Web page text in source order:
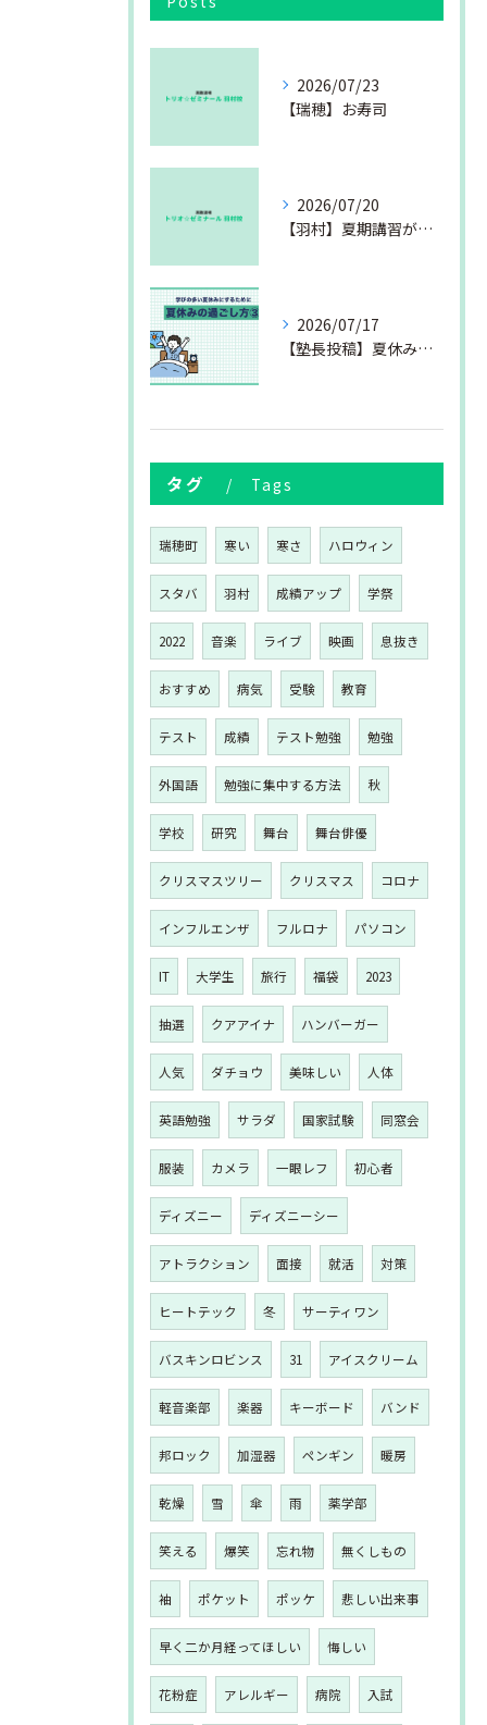
2026/07/23
【瑞穂】お寿司
2026/07/20
【羽村】夏期講習が始まりました
2026/07/17
【塾長投稿】夏休みの過ごし方③
タグ Tags
瑞穂町 寒い 寒さ ハロウィン
スタバ 羽村 成績アップ 学祭
2022 音楽 ライブ 映画 息抜き
おすすめ 病気 受験 教育
テスト 成績 テスト勉強 勉強
外国語 勉強に集中する方法 秋
学校 研究 舞台 舞台俳優
クリスマスツリー クリスマス コロナ
インフルエンザ フルロナ パソコン
IT 大学生 旅行 福袋 2023
抽選 クアアイナ ハンバーガー
人気 ダチョウ 美味しい 人体
英語勉強 サラダ 国家試験 同窓会
服装 カメラ 一眼レフ 初心者
ディズニー ディズニーシー
アトラクション 面接 就活 対策
ヒートテック 冬 サーティワン
バスキンロビンス 31 アイスクリーム
軽音楽部 楽器 キーボード バンド
邦ロック 加湿器 ペンギン 暖房
乾燥 雪 傘 雨 薬学部
笑える 爆笑 忘れ物 無くしもの
袖 ポケット ポッケ 悲しい出来事
早く二か月経ってほしい 悔しい
花粉症 アレルギー 病院 入試